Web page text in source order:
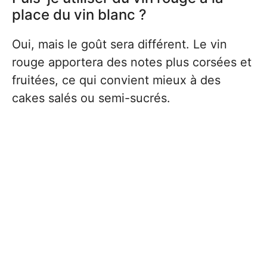
place du vin blanc ?
Oui, mais le goût sera différent. Le vin
rouge apportera des notes plus corsées et
fruitées, ce qui convient mieux à des
cakes salés ou semi-sucrés.